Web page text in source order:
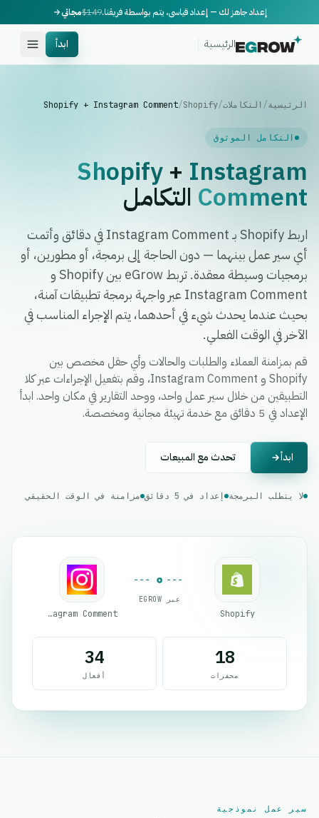
إعداد جاهز لك — إعداد قياسي، يتم بواسطة فريقنا.$149مجاني
الرئيسية ابدأ
الرئيسية/ التكاملات/
Shopify
/
Shopify + Instagram Comment
التكامل الموثوق
Shopify+ Instagram
Comment التكامل
اربط Shopify بـ Instagram Comment في دقائق وأتمت
أي سير عمل بينهما — دون الحاجة إلى برمجة، أو مطورين، أو
برمجيات وسيطة معقدة. تربط eGrow بين Shopify و
Instagram Comment عبر واجهة برمجة تطبيقات آمنة،
بحيث عندما يحدث شيء في أحدهما، يتم الإجراء المناسب في
الآخر في الوقت الفعلي.
قم بمزامنة العملاء والطلبات والحالات وأي حقل مخصص بين
Shopify و Instagram Comment، وقم بتفعيل الإجراءات عبر كلا
التطبيقين من خلال سير عمل واحد، ووحد التقارير في مكان واحد. ابدأ
الإعداد في 5 دقائق مع خدمة تهيئة مجانية ومخصصة.
ابدأ تحدث مع المبيعات
لا يتطلب البرمجة إعداد في 5 دقائق مزامنة في الوقت الحقيقي
Shopify
عبر EGROW
Instagram Comment
18
محفزات
34
أفعال
سير عمل نموذجية